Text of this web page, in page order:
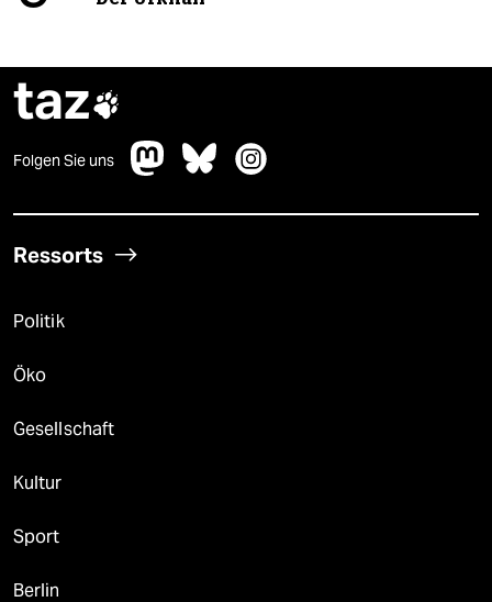
taz
Folgen Sie uns
Ressorts
Politik
Öko
Gesellschaft
Kultur
Sport
Berlin